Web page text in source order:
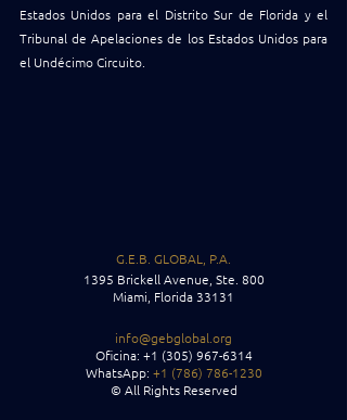
Estados Unidos para el Distrito Sur de Florida y el
Tribunal de Apelaciones de los Estados Unidos para
el Undécimo Circuito.
G.E.B. GLOBAL, P.A.
1395 Brickell Avenue, Ste. 800
Miami, Florida 33131
info@gebglobal.org
Oficina: +1 (305) 967-6314
WhatsApp: +1 (786) 786-1230
© All Rights Reserved